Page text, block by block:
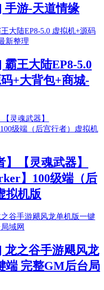
手游-天道情缘
王大陆EP8-5.0
+大背包+商城-
】【灵魂武器】
】100级端（后
拟机版
龙之谷手游飓风龙
端 完整GM后台局